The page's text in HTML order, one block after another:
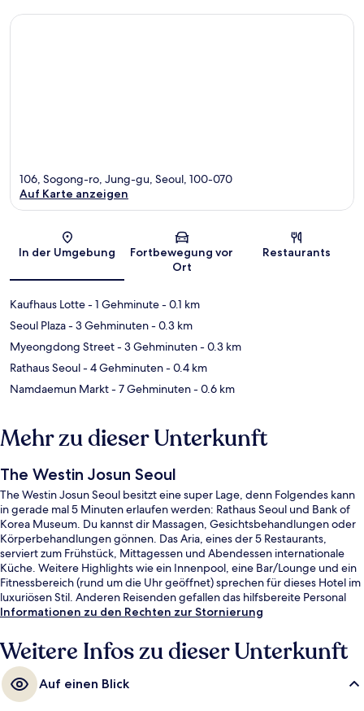
Karte
106, Sogong-ro, Jung-gu, Seoul, 100-070
Auf Karte anzeigen
In der Umgebung
Fortbewegung vor
Ort
Restaurants
Kaufhaus Lotte- 1 Gehminute- 0.1 km
Seoul Plaza- 3 Gehminuten- 0.3 km
Myeongdong Street- 3 Gehminuten- 0.3 km
Rathaus Seoul- 4 Gehminuten- 0.4 km
Namdaemun Markt- 7 Gehminuten- 0.6 km
Mehr zu dieser Unterkunft
The Westin Josun Seoul
The Westin Josun Seoul besitzt eine super Lage, denn Folgendes kann
in gerade mal 5 Minuten erlaufen werden: Rathaus Seoul und Bank of
Korea Museum. Du kannst dir Massagen, Gesichtsbehandlungen oder
Körperbehandlungen gönnen. Das Aria, eines der 5 Restaurants,
serviert zum Frühstück, Mittagessen und Abendessen internationale
Küche. Weitere Highlights wie ein Innenpool, eine Bar/Lounge und ein
Fitnessbereich (rund um die Uhr geöffnet) sprechen für dieses Hotel im
luxuriösen Stil. Anderen Reisenden gefallen das hilfsbereite Personal
und die Lage sehr gut. Die Unterkunft ist nur einen kurzen Fußmarsch
Minuten (Station Euljiro 1-ga) bzw. 3 Minuten (Shichong).
Informationen zu den Rechten zur Stornierung
Weitere Infos zu dieser Unterkunft
Auf einen Blick